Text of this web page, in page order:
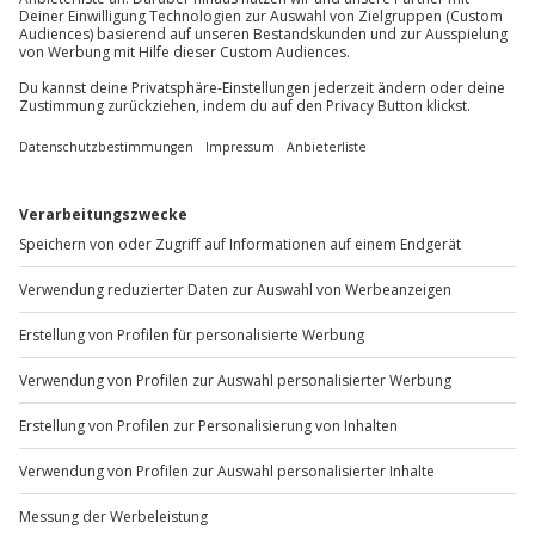
Immer das richtige Geschenk:
Du bist dir nicht sicher, ob dein gewähltes Erlebnis passt? Kein
Problem, denn es ist bequem für jedes andere unserer
Erlebnisse einlösbar.
Indoor Surfen (Kinder bis 14 J.) - Arena München